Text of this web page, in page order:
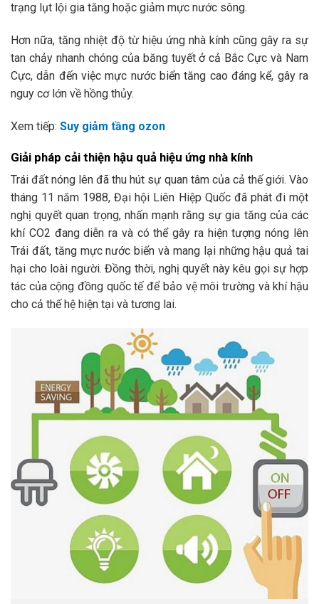
trạng lụt lội gia tăng hoặc giảm mực nước sông.
Hơn nữa, tăng nhiệt độ từ hiệu ứng nhà kính cũng gây ra sự
tan chảy nhanh chóng của băng tuyết ở cả Bắc Cực và Nam
Cực, dẫn đến việc mực nước biển tăng cao đáng kể, gây ra
nguy cơ lớn về hồng thủy.
Xem tiếp: Suy giảm tầng ozon
Giải pháp cải thiện hậu quả hiệu ứng nhà kính
Trái đất nóng lên đã thu hút sự quan tâm của cả thế giới. Vào
tháng 11 năm 1988, Đại hội Liên Hiệp Quốc đã phát đi một
nghị quyết quan trọng, nhấn mạnh rằng sự gia tăng của các
khí CO2 đang diễn ra và có thể gây ra hiện tượng nóng lên
Trái đất, tăng mực nước biển và mang lại những hậu quả tai
hại cho loài người. Đồng thời, nghị quyết này kêu gọi sự hợp
tác của cộng đồng quốc tế để bảo vệ môi trường và khí hậu
cho cả thế hệ hiện tại và tương lai.